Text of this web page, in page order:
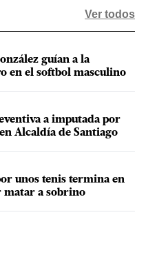
Ver todos
guían a la
en el softbol masculino
a imputada por
Alcaldía de Santiago
unos tenis termina en
matar a sobrino